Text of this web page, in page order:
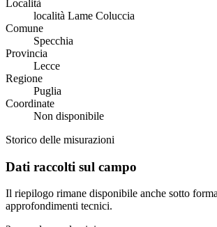
Località
località Lame Coluccia
Comune
Specchia
Provincia
Lecce
Regione
Puglia
Coordinate
Non disponibile
Storico delle misurazioni
Dati raccolti sul campo
Il riepilogo rimane disponibile anche sotto
approfondimenti tecnici.